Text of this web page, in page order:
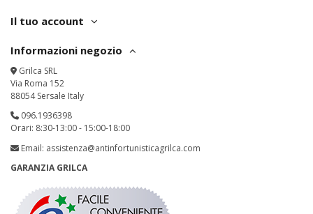
Il tuo account
Informazioni negozio
Grilca SRL
Via Roma 152
88054 Sersale Italy
096.1936398
Orari: 8:30-13:00 - 15:00-18:00
Email: assistenza@antinfortunisticagrilca.com
GARANZIA GRILCA